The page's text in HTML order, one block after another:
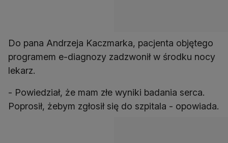
Do pana Andrzeja Kaczmarka, pacjenta objętego
programem e-diagnozy zadzwonił w środku nocy
lekarz.
- Powiedział, że mam złe wyniki badania serca.
Poprosił, żebym zgłosił się do szpitala - opowiada.